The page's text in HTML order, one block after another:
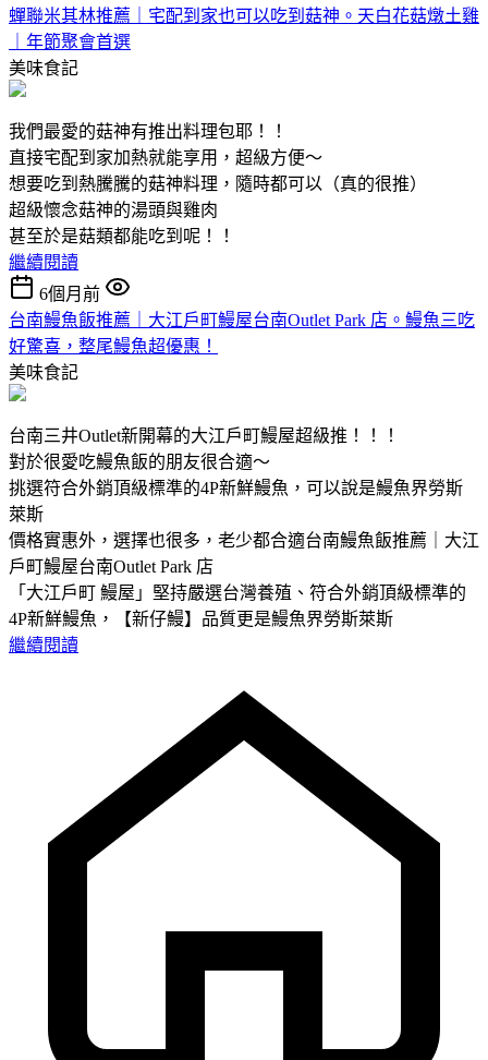
蟬聯米其林推薦｜宅配到家也可以吃到菇神。天白花菇燉土雞
｜年節聚會首選
美味食記
我們最愛的菇神有推出料理包耶！！
直接宅配到家加熱就能享用，超級方便～
想要吃到熱騰騰的菇神料理，隨時都可以（真的很推）
超級懷念菇神的湯頭與雞肉
甚至於是菇類都能吃到呢！！
繼續閱讀
6個月前
台南鰻魚飯推薦｜大江戶町鰻屋台南Outlet Park 店。鰻魚三吃
好驚喜，整尾鰻魚超優惠！
美味食記
台南三井Outlet新開幕的大江戶町鰻屋超級推！！！
對於很愛吃鰻魚飯的朋友很合適～
挑選符合外銷頂級標準的4P新鮮鰻魚，可以說是鰻魚界勞斯
萊斯
價格實惠外，選擇也很多，老少都合適台南鰻魚飯推薦｜大江
戶町鰻屋台南Outlet Park 店
「大江戶町 鰻屋」堅持嚴選台灣養殖、符合外銷頂級標準的
4P新鮮鰻魚，【新仔鰻】品質更是鰻魚界勞斯萊斯
繼續閱讀